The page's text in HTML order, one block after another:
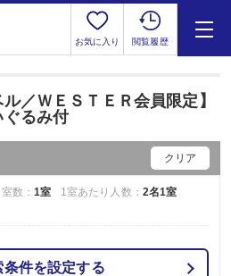
お気に入り 閲覧履歴
／ＷＥＳＴＥＲ会員限定】
るみ付
クリア
室数：1室 1室あたり人数： 2名1室
条件を設定する